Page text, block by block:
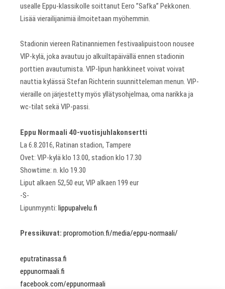
usealle Eppu-klassikolle soittanut Eero ”Safka” Pekkonen.
Lisää vierailijanimiä ilmoitetaan myöhemmin.
Stadionin viereen Ratinanniemen festivaalipuistoon nousee
VIP-kylä, joka avautuu jo alkuiltapäivällä ennen stadionin
porttien avautumista. VIP-lipun hankkineet voivat voivat
nauttia kylässä Stefan Richterin suunnitteleman menun. VIP-
vieraille on järjestetty myös yllätysohjelmaa, oma narikka ja
wc-tilat sekä VIP-passi.
Eppu Normaali 40-vuotisjuhlakonsertti
La 6.8.2016, Ratinan stadion, Tampere
Ovet: VIP-kylä klo 13.00, stadion klo 17.30
Showtime: n. klo 19.30
Liput alkaen 52,50 eur, VIP alkaen 199 eur
-S-
Lipunmyynti: lippupalvelu.fi
Pressikuvat: propromotion.fi/media/eppu-normaali/
eputratinassa.fi
eppunormaali.fi
facebook.com/eppunormaali